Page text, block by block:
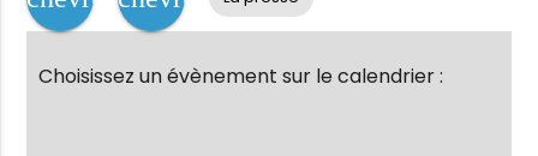
Choisissez un évènement sur le calendrier :